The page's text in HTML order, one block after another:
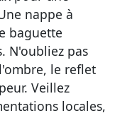
nappe à
baguette
N'oubliez pas
le reflet
Veillez
locales,